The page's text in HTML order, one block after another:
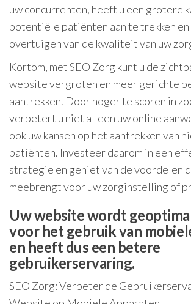
uw concurrenten, heeft u een grotere
potentiële patiënten aan te trekken en
overtuigen van de kwaliteit van uw
Kortom, met SEO Zorg kunt u de
website vergroten en meer gerichte
aantrekken. Door hoger te scoren in
verbetert u niet alleen uw online
ook uw kansen op het aantrekken van
patiënten. Investeer daarom in een
strategie en geniet van de voordelen
meebrengt voor uw zorginstelling of
Uw website wordt
voor het gebruik van
en heeft dus een betere
gebruikerservaring.
SEO Zorg: Verbeter de